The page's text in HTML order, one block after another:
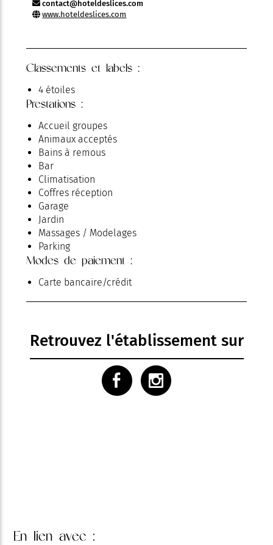
contact@hoteldeslices.com
www.hoteldeslices.com
Classements et labels :
4 étoiles
Prestations :
Accueil groupes
Animaux acceptés
Bains à remous
Bar
Climatisation
Coffres réception
Garage
Jardin
Massages / Modelages
Parking
Piscine
Restaurant
Room service
Modes de paiement :
Carte bancaire/crédit
Retrouvez l'établissement sur
En lien avec :